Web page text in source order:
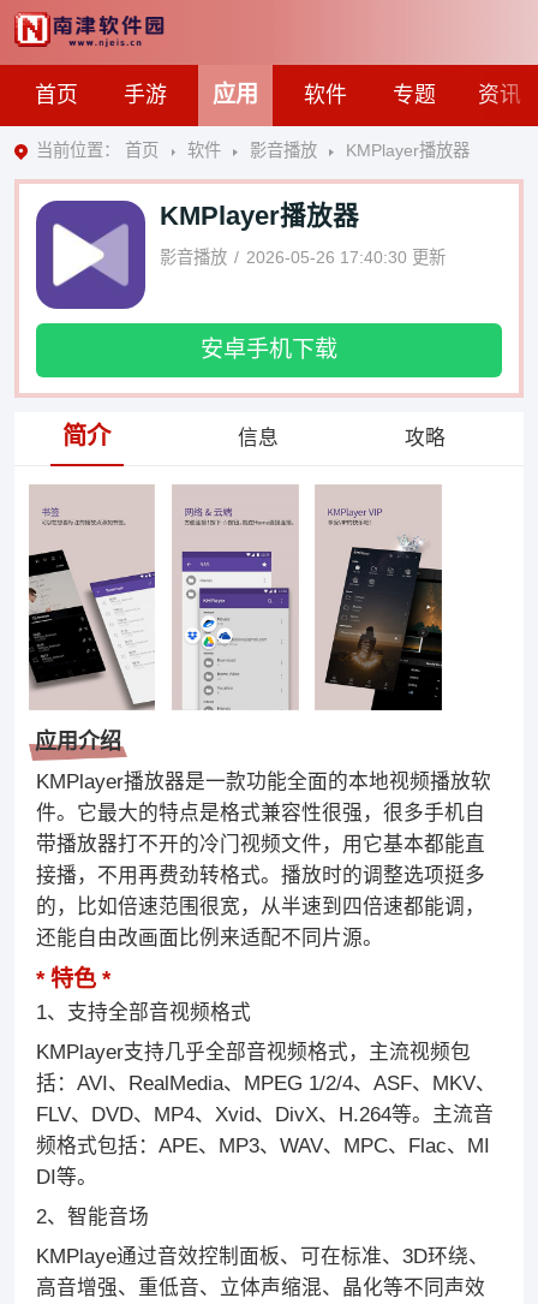
首页 手游 应用 软件 专题 资讯
当前位置： 首页 软件 影音播放 KMPlayer播放器
KMPlayer播放器
影音播放 2026-05-26 17:40:30 更新
安卓手机下载
简介 信息 攻略
应用介绍
KMPlayer播放器是一款功能全面的本地视频播放软
件。它最大的特点是格式兼容性很强，很多手机自
带播放器打不开的冷门视频文件，用它基本都能直
接播，不用再费劲转格式。播放时的调整选项挺多
的，比如倍速范围很宽，从半速到四倍速都能调，
还能自由改画面比例来适配不同片源。
特色
1、支持全部音视频格式
KMPlayer支持几乎全部音视频格式，主流视频包
括：AVI、RealMedia、MPEG 1/2/4、ASF、MKV、
FLV、DVD、MP4、Xvid、DivX、H.264等。主流音
频格式包括：APE、MP3、WAV、MPC、Flac、MI
DI等。
2、智能音场
KMPlaye通过音效控制面板、可在标准、3D环绕、
高音增强、重低音、立体声缩混、晶化等不同声效